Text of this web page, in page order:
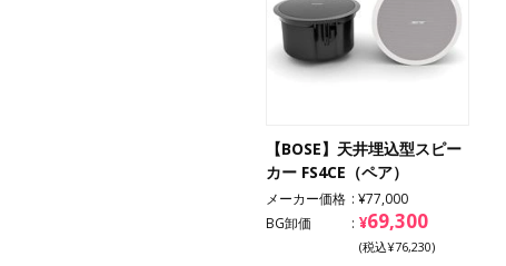
【BOSE】天井埋込型スピー
カー FS4CE（ペア）
メーカー価格
¥77,000
BG卸価
¥69,300
(税込¥76,230)